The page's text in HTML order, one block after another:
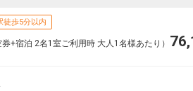
徒歩5分以内
券+宿泊 2名1室ご利用時 大人1名様あたり）